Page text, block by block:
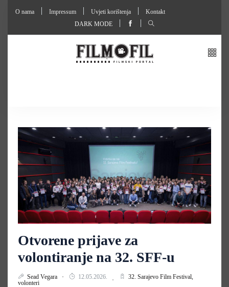
O nama Impressum Uvjeti korištenja
Kontakt
DARK MODE
Otvorene prijave za
volontiranje na 32. SFF-u
Sead Vegara 12.05.2026.
32. Sarajevo Film Festival,
volonteri